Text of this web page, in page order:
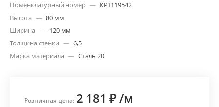
Номенклатурный номер — КР1119542
Высота — 80 мм
Ширина — 120 мм
Толщина стенки — 6,5
Марка материала — Сталь 20
Розничная цена: 2 181 ₽/м